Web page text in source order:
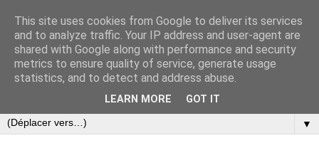
▼
This site uses cookies from Google to deliver its services
and to analyze traffic. Your IP address and user-agent are
shared with Google along with performance and security
metrics to ensure quality of service, generate usage
statistics, and to detect and address abuse.
LEARN MORE GOT IT